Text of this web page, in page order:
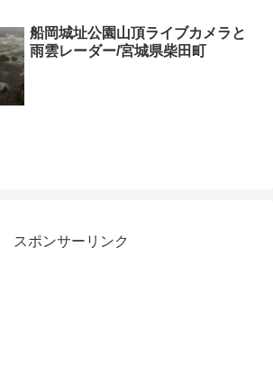
船岡城址公園山頂ライブカメラと
雨雲レーダー/宮城県柴田町
スポンサーリンク